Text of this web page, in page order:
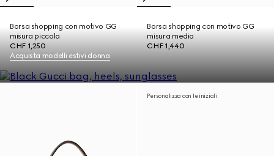
Borsa shopping con motivo GG
misura piccola
CHF 1,250
Borsa shopping con motivo GG
misura media
CHF 1,440
Acquista modelli estivi donna
Personalizza con le iniziali